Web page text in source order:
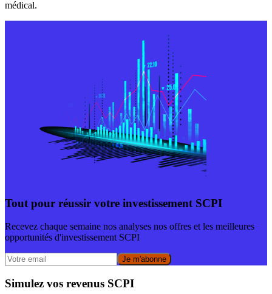
médical.
Tout pour réussir votre investissement SCPI
Recevez chaque semaine nos analyses nos offres et les meilleures
opportunités d'investissement SCPI
Je m'abonne
Simulez vos revenus SCPI